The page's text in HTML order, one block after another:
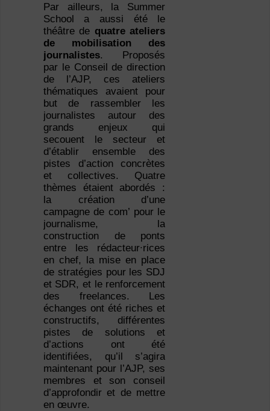
Par ailleurs, la Summer
School a aussi été le
théâtre de quatre ateliers
de mobilisation des
journalistes. Proposés
par le Conseil de direction
de l’AJP, ces ateliers
thématiques avaient pour
but de rassembler les
journalistes autour des
grands enjeux qui
secouent le secteur et
d’établir ensemble des
pistes d’action concrètes
et collectives. Quatre
thèmes étaient abordés :
la création d’une
campagne de com’ pour le
journalisme, la
construction de ponts
entre les rédacteur∙rices
en chef, la mise en place
de stratégies pour les SDJ
et SDR, et le renforcement
des freelances. Les
échanges ont été riches et
constructifs, différentes
pistes de solutions et
d’actions ont été
identifiées, qu’il s’agira
maintenant pour l’AJP, ses
membres et son conseil
d’approfondir et de mettre
en œuvre.